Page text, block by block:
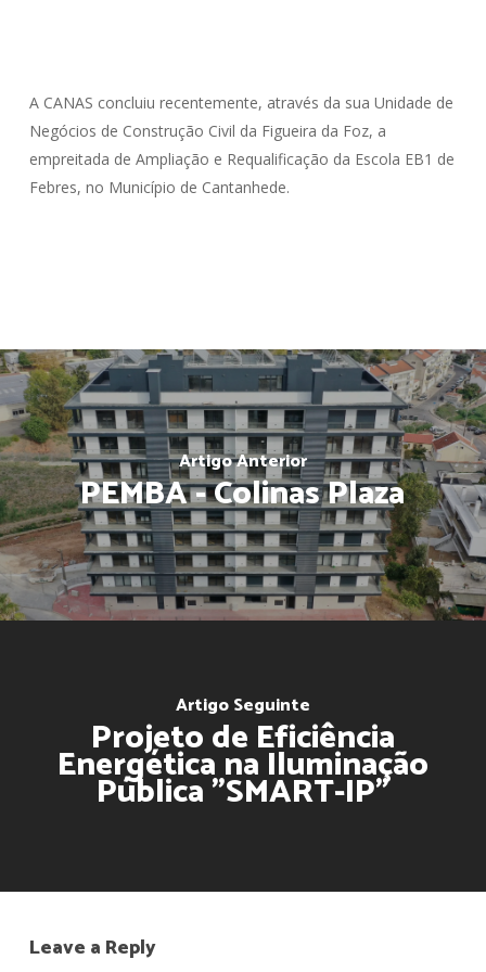
A CANAS concluiu recentemente, através da sua Unidade de
Negócios de Construção Civil da Figueira da Foz, a
empreitada de Ampliação e Requalificação da Escola EB1 de
Febres, no Município de Cantanhede.
Artigo Anterior
PEMBA - Colinas Plaza
Artigo Seguinte
Projeto de Eficiência
Energética na Iluminação
Pública "SMART-IP"
Leave a Reply